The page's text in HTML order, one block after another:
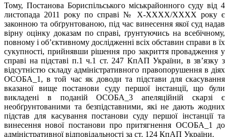
Тому, Постанова Бориспільського міськрайонного суду від 4
листопада 2011 року по справі № X-XXXX/XXXX року є
законною та обґрунтованою, під час винесення якої суд надав
вірну оцінку доказам по справі, ґрунтуючись на всебічному,
повному і об’єктивному дослідженні всіх обставин справи в їх
сукупності, прийнявши рішення про закриття провадження у
справі на підставі п.1 ч.1 ст. 247 КпАП України, в зв’язку з
відсутністю складу адміністративного правопорушення в діях
ОСОБА_1, в той час як доводи та підстави для скасування
вказаної вище постанови суду першої інстанції, що були
викладені в поданій ОСОБА_3 апеляційній скарзі є
необґрунтованими та безпідставними, які не дають жодних
підстав для касування постанови суду першої інстанції та
винесення нової постанови про притягнення ОСОБА_1 до
адміністративної відповідальності за ст. 124 КпАП України.